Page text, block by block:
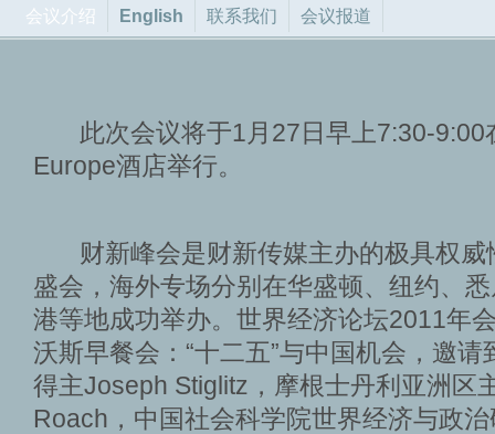
会议介绍 English 联系我们 会议报道
此次会议将于1月27日早上7:30-9:00
Europe酒店举行。
财新峰会是财新传媒主办的极具权威
盛会，海外专场分别在华盛顿、纽约、
港等地成功举办。世界经济论坛2011年
沃斯早餐会：“十二五”与中国机会，邀
得主Joseph Stiglitz，摩根士丹利亚洲区
Roach，中国社会科学院世界经济与政